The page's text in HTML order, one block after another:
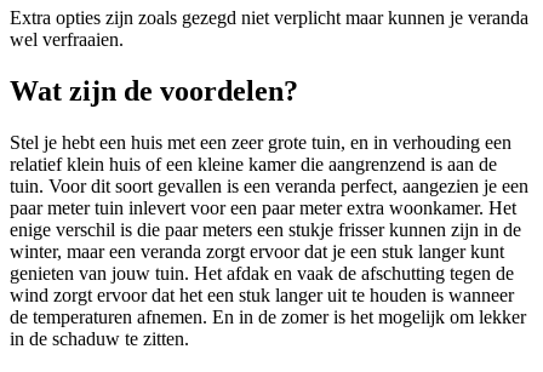
Extra opties zijn zoals gezegd niet verplicht maar kunnen je veranda
wel verfraaien.
Wat zijn de voordelen?
Stel je hebt een huis met een zeer grote tuin, en in verhouding een
relatief klein huis of een kleine kamer die aangrenzend is aan de
tuin. Voor dit soort gevallen is een veranda perfect, aangezien je een
paar meter tuin inlevert voor een paar meter extra woonkamer. Het
enige verschil is die paar meters een stukje frisser kunnen zijn in de
winter, maar een veranda zorgt ervoor dat je een stuk langer kunt
genieten van jouw tuin. Het afdak en vaak de afschutting tegen de
wind zorgt ervoor dat het een stuk langer uit te houden is wanneer
de temperaturen afnemen. En in de zomer is het mogelijk om lekker
in de schaduw te zitten.